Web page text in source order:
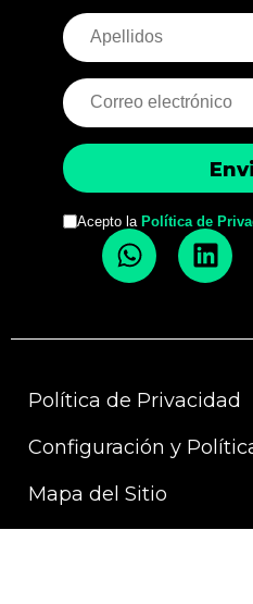
Acepto la Política de
Política de Privacidad
Configuración y
Mapa del Sitio